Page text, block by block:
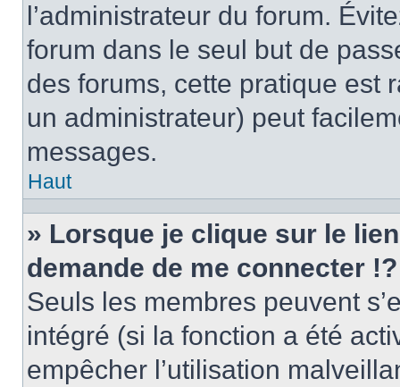
l’administrateur du forum.
forum dans le seul but de
des forums, cette pratique est
un administrateur) peut
messages.
Haut
» Lorsque je clique sur le
demande de me connecter !?
Seuls les membres peuvent
intégré (si la fonction a été
empêcher l’utilisation